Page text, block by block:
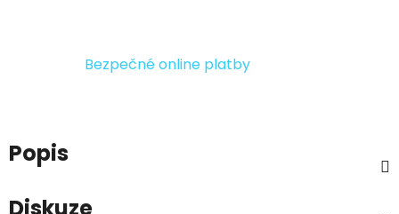
Bezpečné online platby
Popis